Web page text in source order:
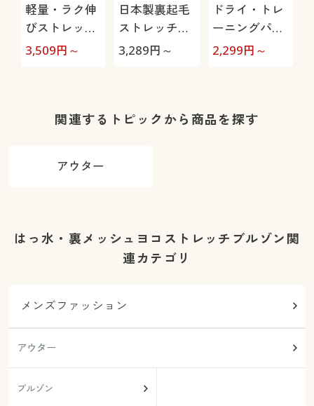
軽量・ラク伸
びストレッチ
イージーパン
3,509円～
日本製裏起毛
ストレッチパ
ンツ(ヨコスト
3,289円～
ドライ・トレ
ーニングパン
ツ(フィラ)股
2,299円～
関連するトピックから商品を探す
アウター
はっ水・裏メッシュヨコストレッチブルゾン関
連カテゴリ
メンズファッション
アウター
ブルゾン